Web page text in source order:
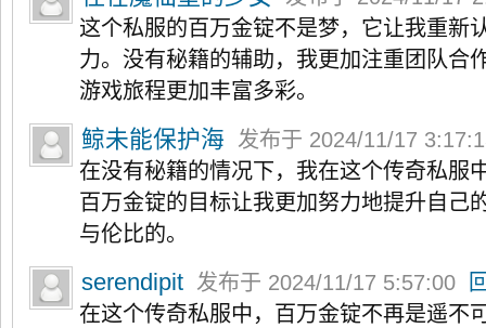
这个私服的百万金锭不是梦，它让我重新
力。没有秘籍的辅助，我更加注重团队合
游戏旅程更加丰富多彩。
鲸未能保护海
发布于 2024/11/17
在没有秘籍的情况下，我在这个传奇私服
百万金锭的目标让我更加努力地提升自己
与伦比的。
serendipit 发布于 2024/11/17 5:57:00
在这个传奇私服中，百万金锭不再是遥不